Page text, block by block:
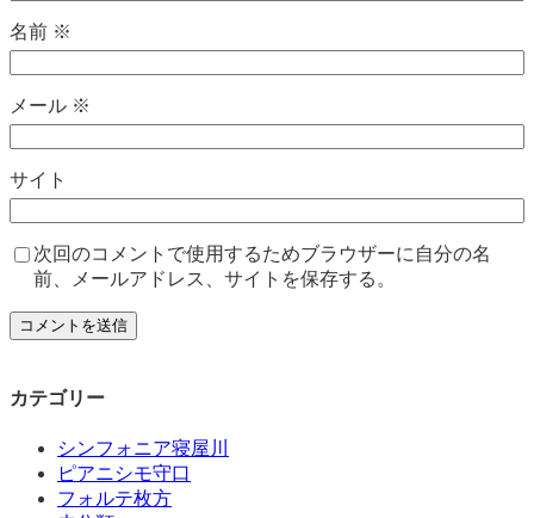
名前 ※
メール ※
サイト
次回のコメントで使用するためブラウザーに自分の名
前、メールアドレス、サイトを保存する。
カテゴリー
シンフォニア寝屋川
ピアニシモ守口
フォルテ枚方